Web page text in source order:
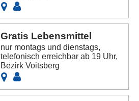
Gratis Lebensmittel
nur montags und dienstags,
telefonisch erreichbar ab 19 Uhr,
Bezirk Voitsberg